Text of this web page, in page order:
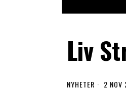
Liv
NYHETER 2 NOV